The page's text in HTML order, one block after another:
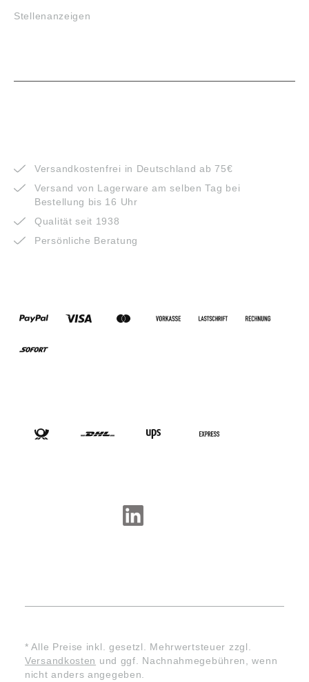
Stellenanzeigen
Versandkostenfrei in Deutschland ab 75€
Versand von Lagerware am selben Tag bei
Bestellung bis 16 Uhr
Qualität seit 1938
Persönliche Beratung
* Alle Preise inkl. gesetzl. Mehrwertsteuer zzgl.
Versandkosten und ggf. Nachnahmegebühren, wenn
nicht anders angegeben.